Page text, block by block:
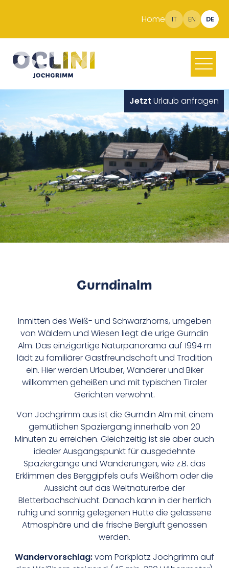
Home IT EN DE
Jetzt Urlaub anfragen
Gurndinalm
Inmitten des Weiß- und Schwarzhorns, umgeben
von Wäldern und Wiesen liegt die urige Gurndin
Alm. Das einzigartige Naturpanorama auf 1994 m
lädt zu familiärer Gastfreundschaft und Tradition
ein. Hier werden Urlauber, Wanderer und Biker
willkommen geheißen und mit typischen Tiroler
Gerichten verwöhnt.
Von Jochgrimm aus ist die Gurndin Alm mit einem
gemütlichen Spaziergang innerhalb von 20
Minuten zu erreichen. Gleichzeitig ist sie aber auch
idealer Ausgangspunkt für ausgedehnte
Späziergänge und Wanderungen, wie z.B. das
Erklimmen des Berggipfels aufs Weißhorn oder die
Aussicht auf das Weltnaturerbe der
Bletterbachschlucht. Danach kann in der herrlich
ruhig und sonnig gelegenen Hütte die gelassene
Atmosphäre und die frische Bergluft genossen
werden.
Wandervorschlag:vom Parkplatz Jochgrimm auf